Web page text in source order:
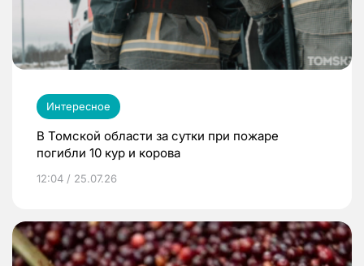
Интересное
В Томской области за сутки при пожаре
погибли 10 кур и корова
12:04 / 25.07.26